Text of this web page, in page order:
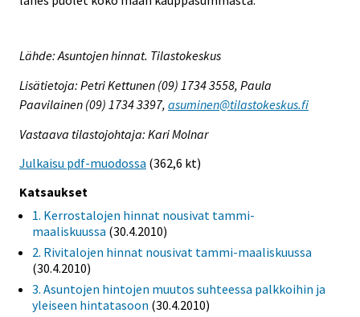
Lähde: Asuntojen hinnat. Tilastokeskus
Lisätietoja: Petri Kettunen (09) 1734 3558, Paula
Paavilainen (09) 1734 3397, asuminen@tilastokeskus.fi
Vastaava tilastojohtaja: Kari Molnar
Julkaisu pdf-muodossa (362,6 kt)
Katsaukset
1. Kerrostalojen hinnat nousivat tammi-
maaliskuussa (30.4.2010)
2. Rivitalojen hinnat nousivat tammi-maaliskuussa
(30.4.2010)
3. Asuntojen hintojen muutos suhteessa palkkoihin ja
yleiseen hintatasoon (30.4.2010)